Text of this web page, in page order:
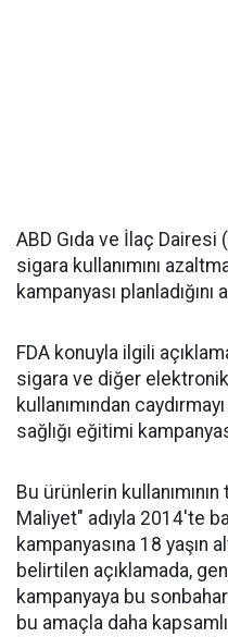
ABD Gıda ve İlaç
sigara kullanımını
kampanyası planladığını
FDA konuyla ilgili
sigara ve diğer
kullanımından
sağlığı eğitimi
Bu ürünlerin
Maliyet" adıyla 2014'te
kampanyasına 18 yaşın
belirtilen açıklamada,
kampanyaya bu
bu amaçla daha